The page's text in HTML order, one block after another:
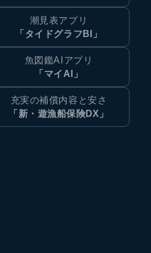
潮見表アプリ
「タイドグラフBI」
魚図鑑AIアプリ
「マイAI」
充実の補償内容と安さ
「新・遊漁船保険DX」